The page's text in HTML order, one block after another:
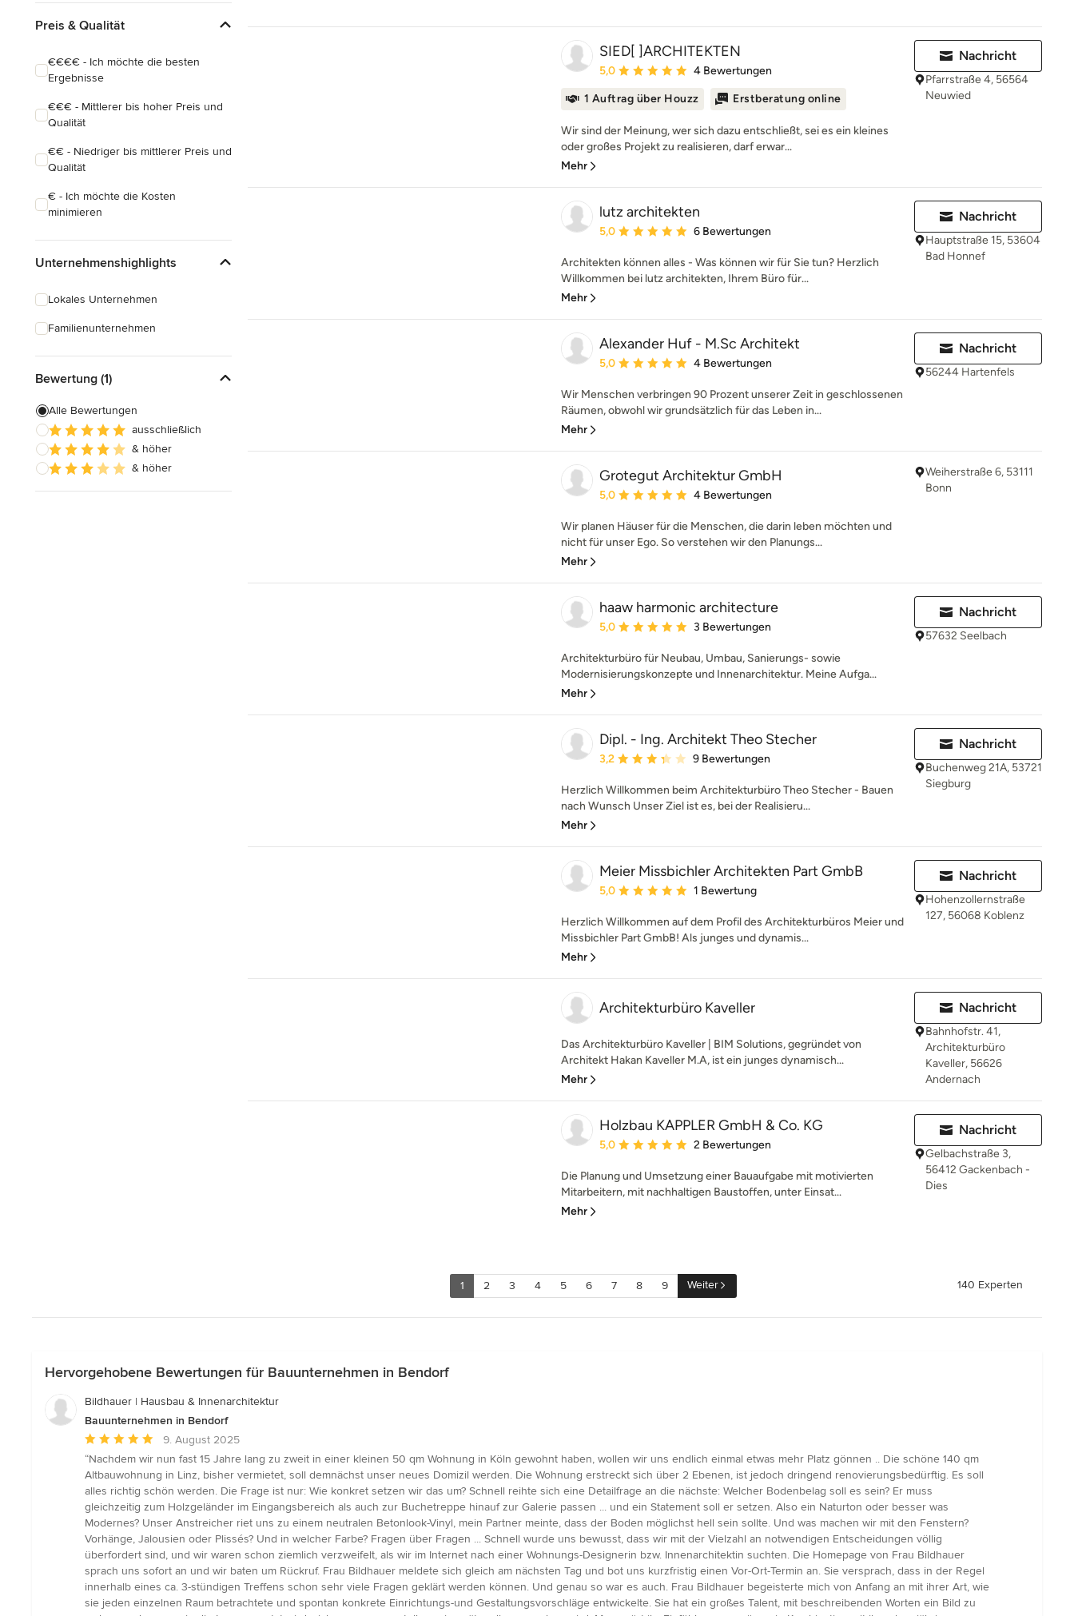
Preis & Qualität
€€€€ - Ich möchte die besten
Ergebnisse
€€€ - Mittlerer bis hoher Preis und
Qualität
€€ - Niedriger bis mittlerer Preis und
Qualität
€ - Ich möchte die Kosten
minimieren
Unternehmenshighlights
Lokales Unternehmen
Familienunternehmen
Bewertung (1)
Alle Bewertungen
ausschließlich
& höher
& höher
SIED[ ]ARCHITEKTEN
Durchschnittliche Bewertung: 5 von 5 Sternen
5,0 4 Bewertungen
1 Auftrag über Houzz Erstberatung online
Wir sind der Meinung, wer sich dazu entschließt, sei es ein kleines
oder großes Projekt zu realisieren, darf erwar...
Mehr
Nachricht
Pfarrstraße 4, 56564
Neuwied
lutz architekten
Durchschnittliche Bewertung: 5 von 5 Sternen
5,0 6 Bewertungen
Architekten können alles - Was können wir für Sie tun? Herzlich
Willkommen bei lutz architekten, Ihrem Büro für...
Mehr
Nachricht
Hauptstraße 15, 53604
Bad Honnef
Alexander Huf - M.Sc Architekt
Durchschnittliche Bewertung: 5 von 5 Sternen
5,0 4 Bewertungen
Wir Menschen verbringen 90 Prozent unserer Zeit in geschlossenen
Räumen, obwohl wir grundsätzlich für das Leben in...
Mehr
Nachricht
56244 Hartenfels
Grotegut Architektur GmbH
Durchschnittliche Bewertung: 5 von 5 Sternen
5,0 4 Bewertungen
Wir planen Häuser für die Menschen, die darin leben möchten und
nicht für unser Ego. So verstehen wir den Planungs...
Mehr
Weiherstraße 6, 53111
Bonn
haaw harmonic architecture
Durchschnittliche Bewertung: 5 von 5 Sternen
5,0 3 Bewertungen
Architekturbüro für Neubau, Umbau, Sanierungs- sowie
Modernisierungskonzepte und Innenarchitektur. Meine Aufga...
Mehr
Nachricht
57632 Seelbach
Dipl. - Ing. Architekt Theo Stecher
Durchschnittliche Bewertung: 3.2 von 5 Sternen
3,2 9 Bewertungen
Herzlich Willkommen beim Architekturbüro Theo Stecher - Bauen
nach Wunsch Unser Ziel ist es, bei der Realisieru...
Mehr
Nachricht
Buchenweg 21A, 53721
Siegburg
Meier Missbichler Architekten Part GmbB
Durchschnittliche Bewertung: 5 von 5 Sternen
5,0 1 Bewertung
Herzlich Willkommen auf dem Profil des Architekturbüros Meier und
Missbichler Part GmbB! Als junges und dynamis...
Mehr
Nachricht
Hohenzollernstraße
127, 56068 Koblenz
Architekturbüro Kaveller
Das Architekturbüro Kaveller | BIM Solutions, gegründet von
Architekt Hakan Kaveller M.A, ist ein junges dynamisch...
Mehr
Nachricht
Bahnhofstr. 41,
Architekturbüro
Kaveller, 56626
Andernach
Holzbau KAPPLER GmbH & Co. KG
Durchschnittliche Bewertung: 5 von 5 Sternen
5,0 2 Bewertungen
Die Planung und Umsetzung einer Bauaufgabe mit motivierten
Mitarbeitern, mit nachhaltigen Baustoffen, unter Einsat...
Mehr
Nachricht
Gelbachstraße 3,
56412 Gackenbach -
Dies
1 2 3 4 5 6 7 8 9 Weiter 140 Experten
Hervorgehobene Bewertungen für Bauunternehmen in Bendorf
Bildhauer | Hausbau & Innenarchitektur
Bauunternehmen in Bendorf
Durchschnittliche
Bewertung:
5
von
5
Sternen
9. August 2025
“Nachdem wir nun fast 15 Jahre lang zu zweit in einer kleinen 50 qm Wohnung in Köln gewohnt haben, wollen wir uns endlich einmal etwas mehr Platz gönnen .. Die schöne 140 qm
Altbauwohnung in Linz, bisher vermietet, soll demnächst unser neues Domizil werden. Die Wohnung erstreckt sich über 2 Ebenen, ist jedoch dringend renovierungsbedürftig. Es soll
alles richtig schön werden. Die Frage ist nur: Wie konkret setzen wir das um? Schnell reihte sich eine Detailfrage an die nächste: Welcher Bodenbelag soll es sein? Er muss
gleichzeitig zum Holzgeländer im Eingangsbereich als auch zur Buchetreppe hinauf zur Galerie passen ... und ein Statement soll er setzen. Also ein Naturton oder besser was
Modernes? Unser Anstreicher riet uns zu einem neutralen Betonlook-Vinyl, mein Partner meinte, dass der Boden möglichst hell sein sollte. Und was machen wir mit den Fenstern?
Vorhänge, Jalousien oder Plissés? Und in welcher Farbe? Fragen über Fragen ... Schnell wurde uns bewusst, dass wir mit der Vielzahl an notwendigen Entscheidungen völlig
überfordert sind, und wir waren schon ziemlich verzweifelt, als wir im Internet nach einer Wohnungs-Designerin bzw. Innenarchitektin suchten. Die Homepage von Frau Bildhauer
sprach uns sofort an und wir baten um Rückruf. Frau Bildhauer meldete sich gleich am nächsten Tag und bot uns kurzfristig einen Vor-Ort-Termin an. Sie versprach, dass in der Regel
innerhalb eines ca. 3-stündigen Treffens schon sehr viele Fragen geklärt werden können. Und genau so war es auch. Frau Bildhauer begeisterte mich von Anfang an mit ihrer Art, wie
sie jeden einzelnen Raum betrachtete und spontan konkrete Einrichtungs-und Gestaltungsvorschläge entwickelte. Sie hat ein großes Talent, mit beschreibenden Worten ein Bild zu